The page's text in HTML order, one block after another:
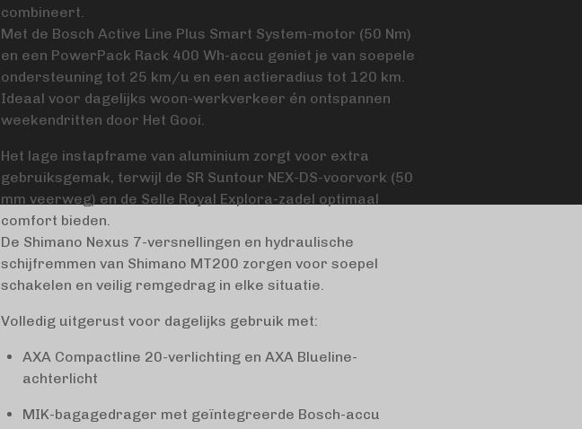
combineert.
Met de Bosch Active Line Plus Smart System-motor (50 Nm)
en een PowerPack Rack 400 Wh-accu geniet je van soepele
ondersteuning tot 25 km/u en een actieradius tot 120 km.
Ideaal voor dagelijks woon-werkverkeer én ontspannen
weekendritten door Het Gooi.
Het lage instapframe van aluminium zorgt voor extra
gebruiksgemak, terwijl de SR Suntour NEX-DS-voorvork (50
mm veerweg) en de Selle Royal Explora-zadel optimaal
comfort bieden.
De Shimano Nexus 7-versnellingen en hydraulische
schijfremmen van Shimano MT200 zorgen voor soepel
schakelen en veilig remgedrag in elke situatie.
Volledig uitgerust voor dagelijks gebruik met:
AXA Compactline 20-verlichting en AXA Blueline-
achterlicht
MIK-bagagedrager met geïntegreerde Bosch-accu